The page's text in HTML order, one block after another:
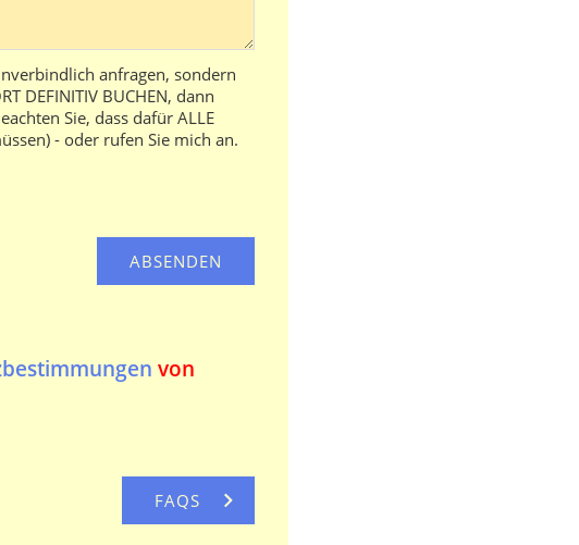
anfragen, sondern
DEFINITIV BUCHEN, dann
Sie, dass dafür ALLE
- oder rufen Sie mich an.
von
FAQS